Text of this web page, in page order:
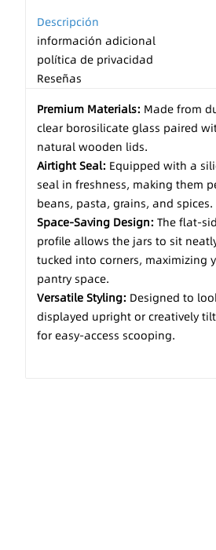
Descripción
información adicional
política de privacidad
Reseñas
Premium Materials: Made from
clear borosilicate glass paired
natural wooden lids.
Airtight Seal: Equipped with a
seal in freshness, making them
beans, pasta, grains, and spices.
Space-Saving Design: The flat-
profile allows the jars to sit
tucked into corners, maximizing
pantry space.
Versatile Styling: Designed to
displayed upright or creatively
for easy-access scooping.